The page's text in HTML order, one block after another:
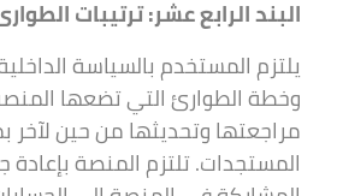
البند الرابع عشر: ترتيبات
يلتزم المستخدم بالسياسة
وخطة الطوارئ التي تضعها
مراجعتها وتحديثها من حين لآخر
المستجدات. تلتزم المنصة بإعادة